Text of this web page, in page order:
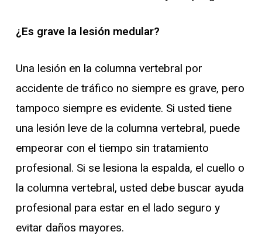
¿Es grave la lesión medular?
Una lesión en la columna vertebral por
accidente de tráfico no siempre es grave, pero
tampoco siempre es evidente. Si usted tiene
una lesión leve de la columna vertebral, puede
empeorar con el tiempo sin tratamiento
profesional. Si se lesiona la espalda, el cuello o
la columna vertebral, usted debe buscar ayuda
profesional para estar en el lado seguro y
evitar daños mayores.